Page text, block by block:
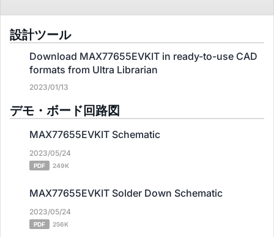
設計ツール
Download MAX77655EVKIT in ready-to-use CAD
formats from Ultra Librarian
2023/01/13
デモ・ボード回路図
MAX77655EVKIT Schematic
2023/05/24
PDF 249K
MAX77655EVKIT Solder Down Schematic
2023/05/24
PDF 256K